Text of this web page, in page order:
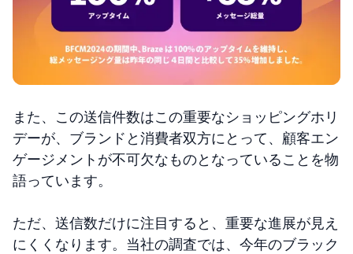
また、この送信件数はこの重要なショッピングホリ
デーが、ブランドと消費者双方にとって、顧客エン
ゲージメントが不可欠なものとなっていることを物
語っています。
ただ、送信数だけに注目すると、重要な進展が見え
にくくなります。当社の調査では、今年のブラック